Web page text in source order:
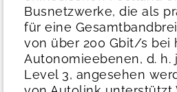
Busnetzwerke, die als
für eine
von über 200 Gbit/s bei
Autonomieebenen, d. h.
Level 3, angesehen